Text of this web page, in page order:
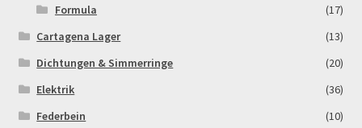
Order Confirmation
Pitbike Junior
Formula
(17)
Cartagena Lager
(13)
Dichtungen & Simmerringe
(20)
Elektrik
(36)
Federbein
(10)